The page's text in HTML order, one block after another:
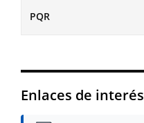
PQR
Enlaces de interés